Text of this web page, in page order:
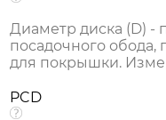
Диаметр диска (D) -
посадочного обода,
для покрышки.
PCD